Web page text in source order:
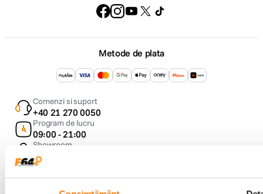
Metode de plata
Comenzi si suport
+40 21 270 0050
Program de lucru
09:00 - 21:00
Showroom
Bd-ul Unirii 64, Bucuresti